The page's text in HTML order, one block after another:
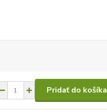
Pridať do košíka